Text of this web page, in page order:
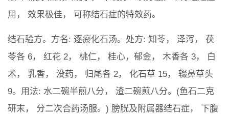
用， 效果极佳， 可称结石症的特效药。
结石验方。方名: 逐瘀化石汤。处方: 知苓， 泽泻， 茯
苓各 6， 红花 2， 桃仁， 桂心，郁金， 木香各 3， 白
术， 乳香， 没药， 归尾各 2， 化石草 15， 辍鼻草头
9。用法: 水二碗半煎八分， 渣二碗煎八分。(鱼石二克
研末， 分二次合药汤服。) 膀胱及附属器结石症， 下腹